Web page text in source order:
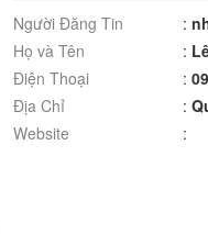
Người Đăng Tin :
Họ và Tên
:
Điện Thoại
:
Địa Chỉ
:
Website
: